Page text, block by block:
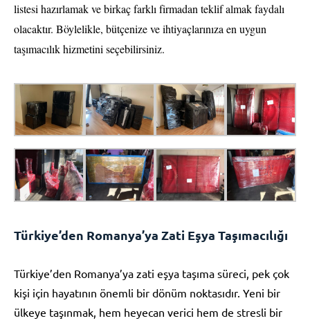
listesi hazırlamak ve birkaç farklı firmadan teklif almak faydalı
olacaktır. Böylelikle, bütçenize ve ihtiyaçlarınıza en uygun
taşımacılık hizmetini seçebilirsiniz.
Türkiye’den Romanya’ya Zati Eşya Taşımacılığı
Türkiye’den Romanya’ya zati eşya taşıma süreci, pek çok
kişi için hayatının önemli bir dönüm noktasıdır. Yeni bir
ülkeye taşınmak, hem heyecan verici hem de stresli bir